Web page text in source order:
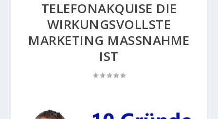
TELEFONAKQUISE DIE
WIRKUNGSVOLLSTE
MARKETING MASSNAHME
IST